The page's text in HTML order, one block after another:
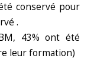
conservé pour
.
43% ont été
leur formation)